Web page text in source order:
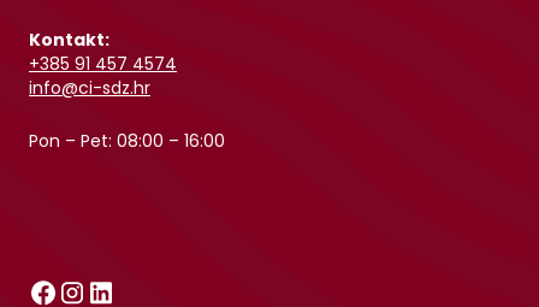
Kontakt:
+385 91 457 4574
info@ci-sdz.hr
Pon – Pet: 08:00 – 16:00